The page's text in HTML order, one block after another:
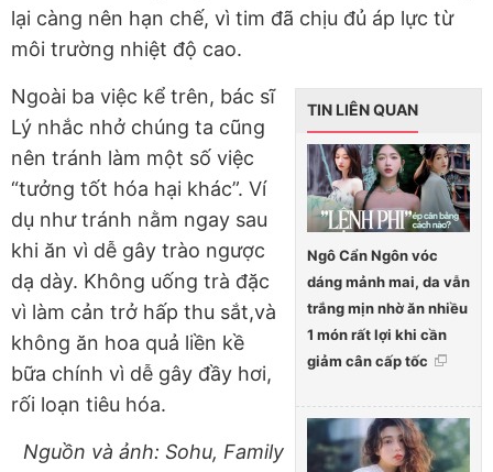
lại càng nên hạn chế, vì tim đã chịu đủ áp lực từ
môi trường nhiệt độ cao.
TIN LIÊN QUAN
Ngô Cẩn Ngôn vóc
dáng mảnh mai, da vẫn
trắng mịn nhờ ăn nhiều
1 món rất lợi khi cần
giảm cân cấp tốc
Ngoài ba việc kể trên, bác sĩ
Lý nhắc nhở chúng ta cũng
nên tránh làm một số việc
“tưởng tốt hóa hại khác”. Ví
dụ như tránh nằm ngay sau
khi ăn vì dễ gây trào ngược
dạ dày. Không uống trà đặc
vì làm cản trở hấp thu sắt,và
không ăn hoa quả liền kề
bữa chính vì dễ gây đầy hơi,
rối loạn tiêu hóa.
Nguồn và ảnh: Sohu, Family